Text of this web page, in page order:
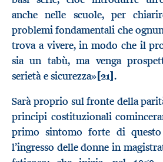
anche nelle scuole, per
problemi fondamentali che
trova a vivere, in modo che il
sia un tabù, ma venga
serietà e sicurezza»[21].
Sarà proprio sul fronte della
principi costituzionali
primo sintomo forte di questo
l’ingresso delle donne in